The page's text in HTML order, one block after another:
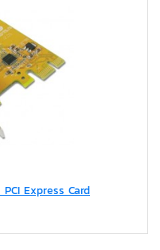
Express Card